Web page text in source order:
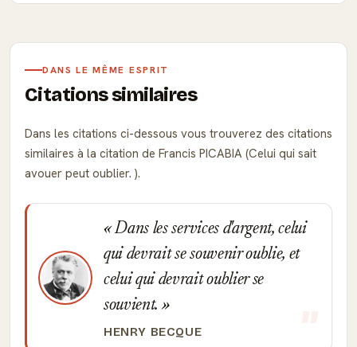
DANS LE MÊME ESPRIT
Citations similaires
Dans les citations ci-dessous vous trouverez des citations
similaires à la citation de Francis PICABIA (Celui qui sait
avouer peut oublier. ).
Dans les services d'argent, celui
qui devrait se souvenir oublie, et
celui qui devrait oublier se
souvient.
HENRY BECQUE